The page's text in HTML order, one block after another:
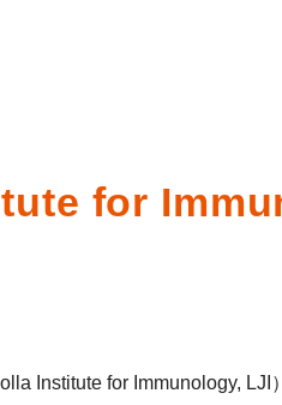
for
Institute for Immunology, LJI